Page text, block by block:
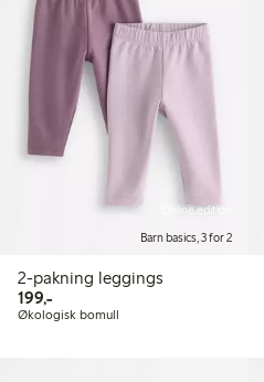
Online edition
Barn basics, 3 for 2
2-pakning leggings
199,-199,00 kr
Økologisk bomull